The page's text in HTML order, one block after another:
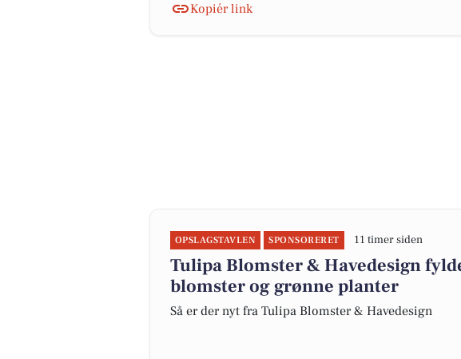
Kopiér link
OPSLAGSTAVLEN SPONSORERET 11 timer siden
Tulipa Blomster & Havedesign
blomster og grønne planter
Så er der nyt fra Tulipa Blomster & Havedesign